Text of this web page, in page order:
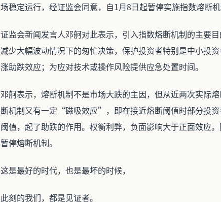
场稳定运行，经证监会同意，自1月8日起暂停实施指数熔断机
证监会新闻发言人邓舸对此表示，引入指数熔断机制的主
减少大幅波动情况下的匆忙决策，保护投资者特别是中小投
涨助跌效应；为应对技术或操作风险提供应急处置时间。
邓舸表示，熔断机制不是市场大跌的主因，但从近两次实际
断机制又有一定“磁吸效应”，即在接近熔断阈值时部分投
阈值，起了助跌的作用。权衡利弊，负面影响大于正面效应
暂停熔断机制。
这是最好的时代，也是最坏的时候，
此刻的我们，都是见证者。